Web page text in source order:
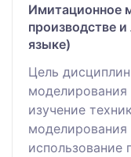
Имитационное
производстве
языке)
Цель
моделирования
изучение
моделирования
использование